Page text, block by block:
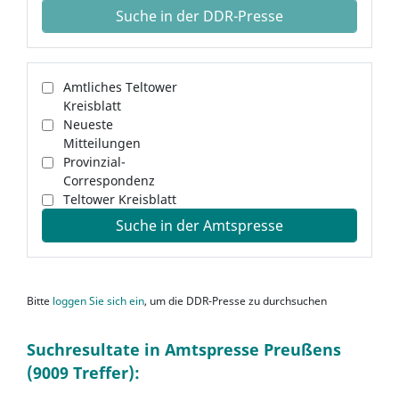
Suche in der DDR-Presse
Amtliches Teltower
Kreisblatt
Neueste
Mitteilungen
Provinzial-
Correspondenz
Teltower Kreisblatt
Suche in der Amtspresse
Bitte loggen Sie sich ein, um die DDR-Presse zu durchsuchen
Suchresultate in Amtspresse Preußens
(9009 Treffer):